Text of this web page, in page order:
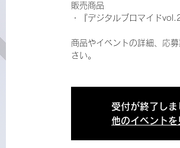
販売商品
・『デジタルブロマイド
商品やイベントの詳細、応
さい。
受付が終了しま
他のイベントを